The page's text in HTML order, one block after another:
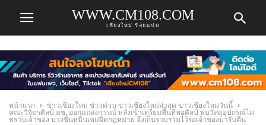
WWW.CM108.COM
เชียงใหม่ ร้อยแปด
หน้าแรก
ข่าวเชียงใหม่ ข่าวด่วน ข่าวเชียงใหม่ล่าสุด ข่าวเชียงใหม่วันนี้
คณะวิจิตรศิลป์ มช. ออกแถลงการณ์ หลังเข้าเตรียมพื้นที่หอศิลป์ พบวัสดุอุปกรณ์ไม่
ทราบเจ้าของ บางชิ้นหมิ่นเหม่ผิดกฎหมาย จึงเก็บรวบรวมไว้รอเจ้าของมารับคืน